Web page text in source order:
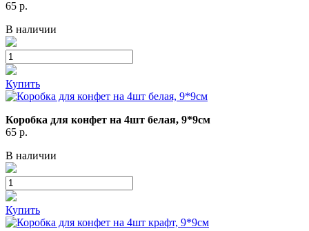
65 р.
В наличии
Купить
Коробка для конфет на 4шт белая, 9*9см
65 р.
В наличии
Купить